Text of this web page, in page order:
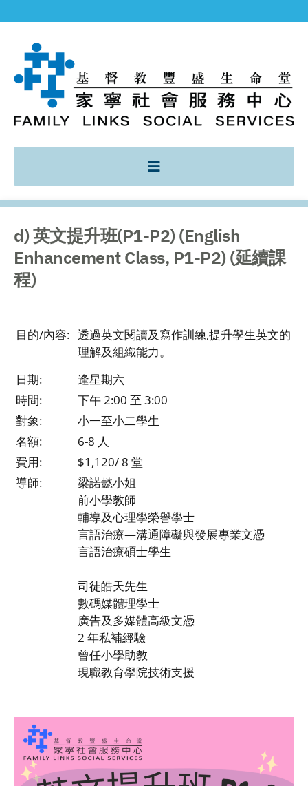
d) 英文提升班(P1-P2) (English
Enhancement Class, P1-P2) (延續課
程)
目的/內容: 透過英文閱讀及寫作訓練,提升學生英文的
理解及組織能力。
日期:
逢星期六
時間:
下午 2:00 至 3:00
對象:
小一至小二學生
名額:
6-8 人
費用:
$1,120/ 8 堂
導師:
梁諾懿小姐
前小學教師
輔導及心理學榮譽學士
言語治療—溝通障礙與發展專業文憑
言語治療碩士學生
司徒皓天先生
數碼媒體理學士
廣告及多媒體高級文憑
2 年私補經驗
曾任小學助教
現職教育學院技術支援